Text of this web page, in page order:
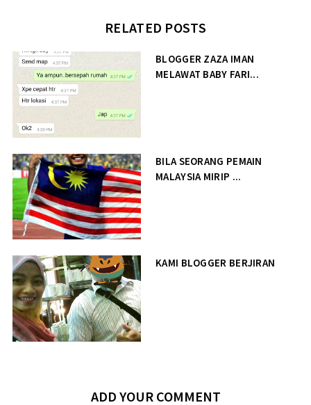
RELATED POSTS
BLOGGER ZAZA IMAN
MELAWAT BABY FARI...
BILA SEORANG PEMAIN
MALAYSIA MIRIP ...
KAMI BLOGGER BERJIRAN
ADD YOUR COMMENT